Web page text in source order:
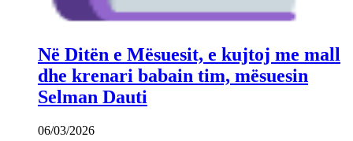
Në Ditën e Mësuesit, e kujtoj me mall
dhe krenari babain tim, mësuesin
Selman Dauti
06/03/2026